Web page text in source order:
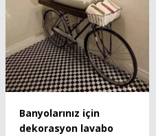
Banyolarınız için
dekorasyon lavabo